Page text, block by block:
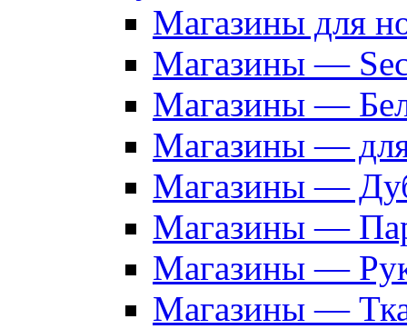
Магазины для
Магазины —
Магазины —
Магазины —
Магазины —
Магазины —
Магазины —
Магазины —